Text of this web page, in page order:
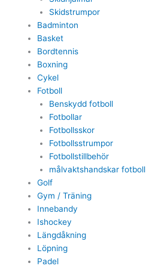
Skidstrumpor
Badminton
Basket
Bordtennis
Boxning
Cykel
Fotboll
Benskydd fotboll
Fotbollar
Fotbollsskor
Fotbollsstrumpor
Fotbollstillbehör
målvaktshandskar fotboll
Golf
Gym / Träning
Innebandy
Ishockey
Längdåkning
Löpning
Padel